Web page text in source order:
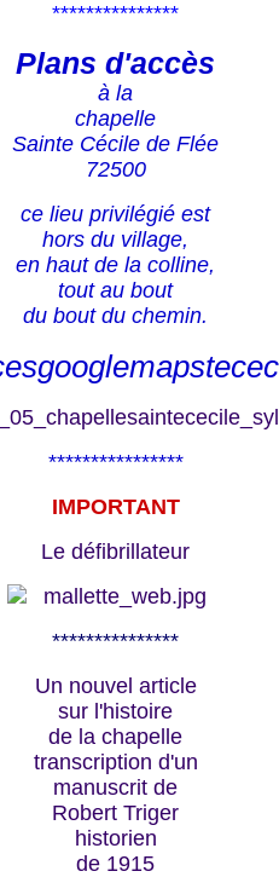
***************
Plans d'accès
à la
chapelle
Sainte Cécile de Flée
72500
ce lieu privilégié est
hors du village,
en haut de la colline,
tout au bout
du bout du chemin.
****************
IMPORTANT
Le défibrillateur
***************
Un nouvel article
sur l'histoire
de la chapelle
transcription d'un
manuscrit de
Robert Triger
historien
de 1915